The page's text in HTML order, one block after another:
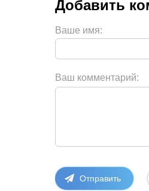
Ваше имя:
Ваш комментарий: